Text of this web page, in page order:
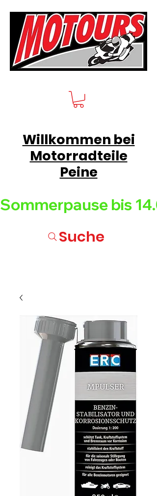
Sommerpause bis
Willkommen bei
Motorradteile
Peine
Suche